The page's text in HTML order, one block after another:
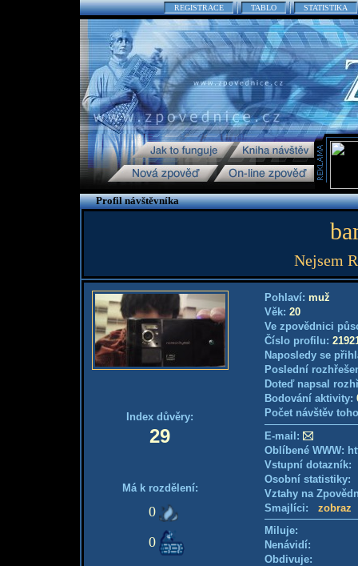
REGISTRACE TABLO STATISTIKA
Profil návštěvníka
Nejsem
Index důvěry:
29
Má k rozdělení:
0
0
Pohlaví: muž
Věk: 20
Ve zpovědnici
Číslo profilu:
Naposledy se
Poslední
Doteď napsal
Bodování aktivity:
Počet návštěv
E-mail:
Oblíbené WWW:
Vstupní
Osobní
Vztahy na
Smajlíci: zobraz
Miluje:
Nenávidí:
Obdivuje: